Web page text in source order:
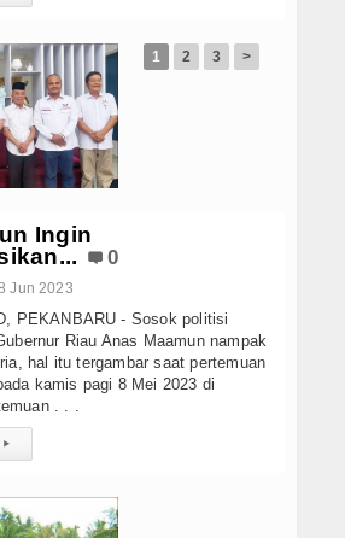
Ingin
0
Jun 2023
PEKANBARU - Sosok politisi
Riau Anas Maamun nampak
hal itu tergambar saat pertemuan
kamis pagi 8 Mei 2023 di
. . .
▸
1 2 3 >